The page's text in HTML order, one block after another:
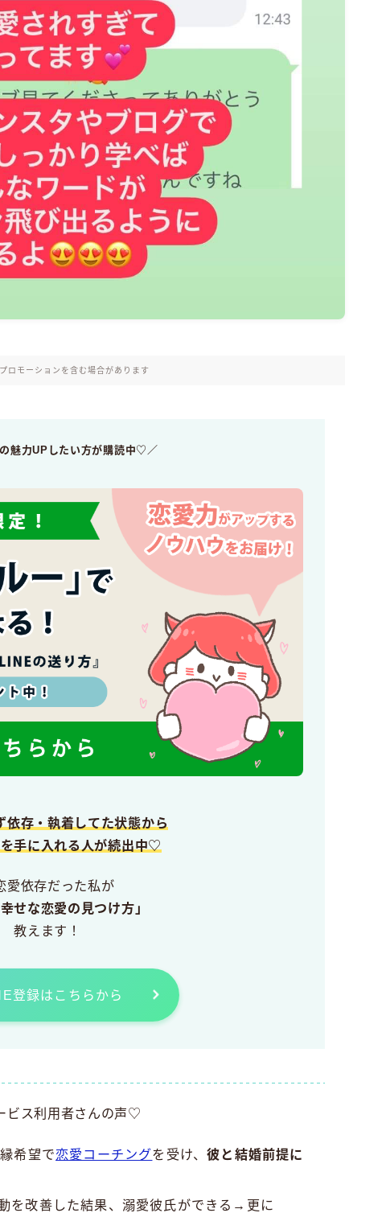
ロモーションを含む場合があります
魅力UPしたい方が購読中♡／
依存・執着してた状態から
手に入れる人が続出中♡
愛依存だった私が
幸せな恋愛の見つけ方」
教えます！
登録はこちらから
ビス利用者さんの声♡
希望で恋愛コーチングを受け、彼と結婚前提に
を改善した結果、溺愛彼氏ができる→更に